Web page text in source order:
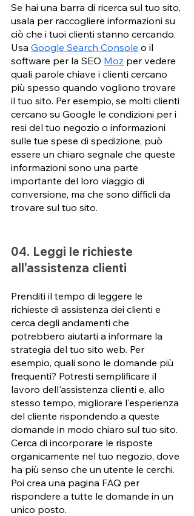
Se hai una barra di ricerca sul tuo sito,
usala per raccogliere informazioni su
ciò che i tuoi clienti stanno cercando.
Usa Google Search Console o il
software per la SEO Moz per vedere
quali parole chiave i clienti cercano
più spesso quando vogliono trovare
il tuo sito. Per esempio, se molti clienti
cercano su Google le condizioni per i
resi del tuo negozio o informazioni
sulle tue spese di spedizione, può
essere un chiaro segnale che queste
informazioni sono una parte
importante del loro viaggio di
conversione, ma che sono difficli da
trovare sul tuo sito.
04. Leggi le richieste
all'assistenza clienti
Prenditi il tempo di leggere le
richieste di assistenza dei clienti e
cerca degli andamenti che
potrebbero aiutarti a informare la
strategia del tuo sito web. Per
esempio, quali sono le domande più
frequenti? Potresti semplificare il
lavoro dell'assistenza clienti e, allo
stesso tempo, migliorare l'esperienza
del cliente rispondendo a queste
domande in modo chiaro sul tuo sito.
Cerca di incorporare le risposte
organicamente nel tuo negozio, dove
ha più senso che un utente le cerchi.
Poi crea una pagina FAQ per
rispondere a tutte le domande in un
unico posto.